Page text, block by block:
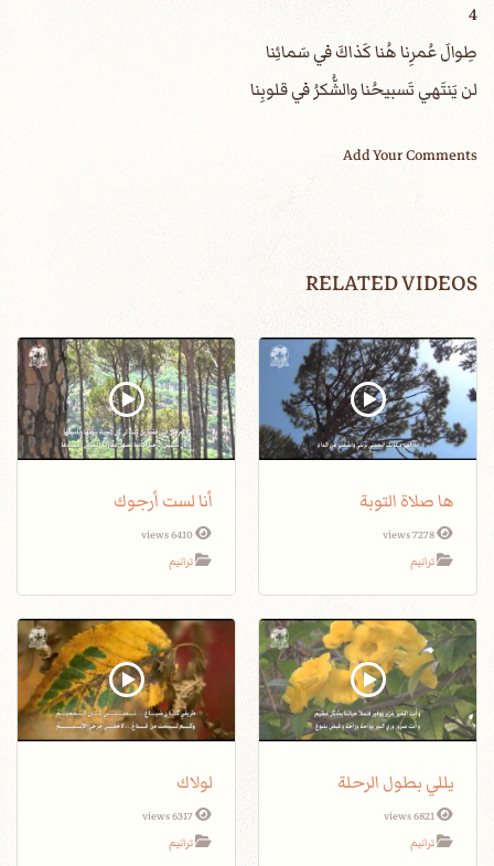
4
طِوالَ عُمرِنا هُنا كَذاكَ في سَمائِنا
لن يَنتَهي تَسبيحُنا والشُّكرُ في قلوبِنا
Add Your Comments
RELATED VIDEOS
ها صلاة التوبة
7278 views
ترانيم
أنا لست أرجوك
6410 views
ترانيم
يللي بطول الرحلة
6821 views
ترانيم
لولاك
6317 views
ترانيم